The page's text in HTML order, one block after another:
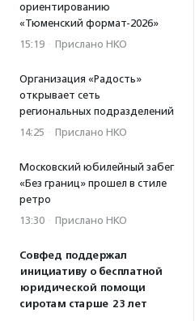
ориентированию
«Тюменский формат-2026»
15:19 · Прислано НКО
Организация «Радость»
открывает сеть
региональных подразделений
14:25 · Прислано НКО
Московский юбилейный забег
«Без границ» прошел в стиле
ретро
13:30 · Прислано НКО
Совфед поддержал
инициативу о бесплатной
юридической помощи
сиротам старше 23 лет